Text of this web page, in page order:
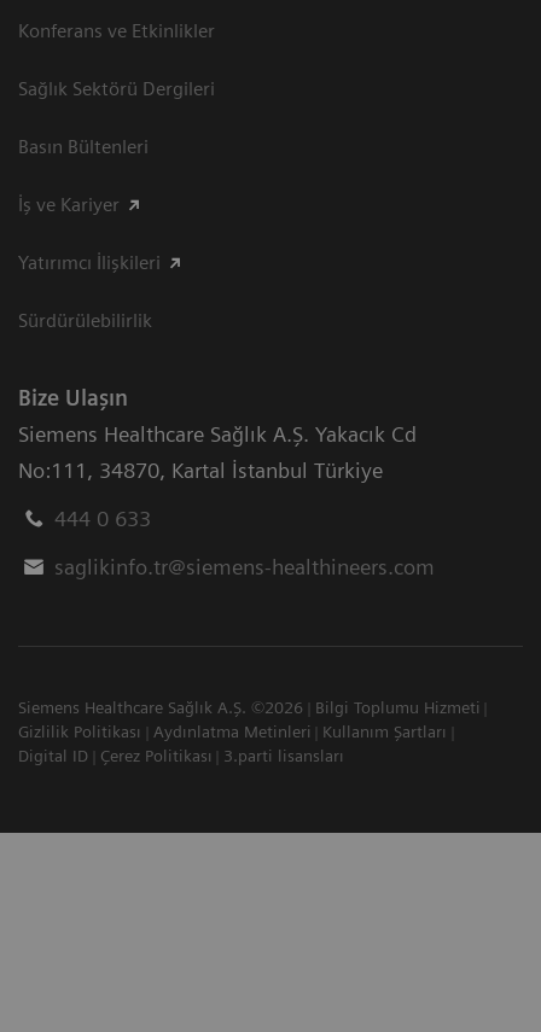
Konferans ve Etkinlikler
Sağlık Sektörü Dergileri
Basın Bültenleri
İş ve Kariyer
Yatırımcı İlişkileri
Sürdürülebilirlik
Bize Ulaşın
Siemens Healthcare Sağlık A.Ş. Yakacık Cd
No:111 , 34870, Kartal İstanbul Türkiye
444 0 633
saglikinfo.tr@siemens-healthineers.com
Siemens Healthcare Sağlık A.Ş. ©2026
Bilgi Toplumu Hizmeti
Gizlilik Politikası
Aydınlatma Metinleri
Kullanım Şartları
Digital ID
Çerez Politikası 3.parti lisansları